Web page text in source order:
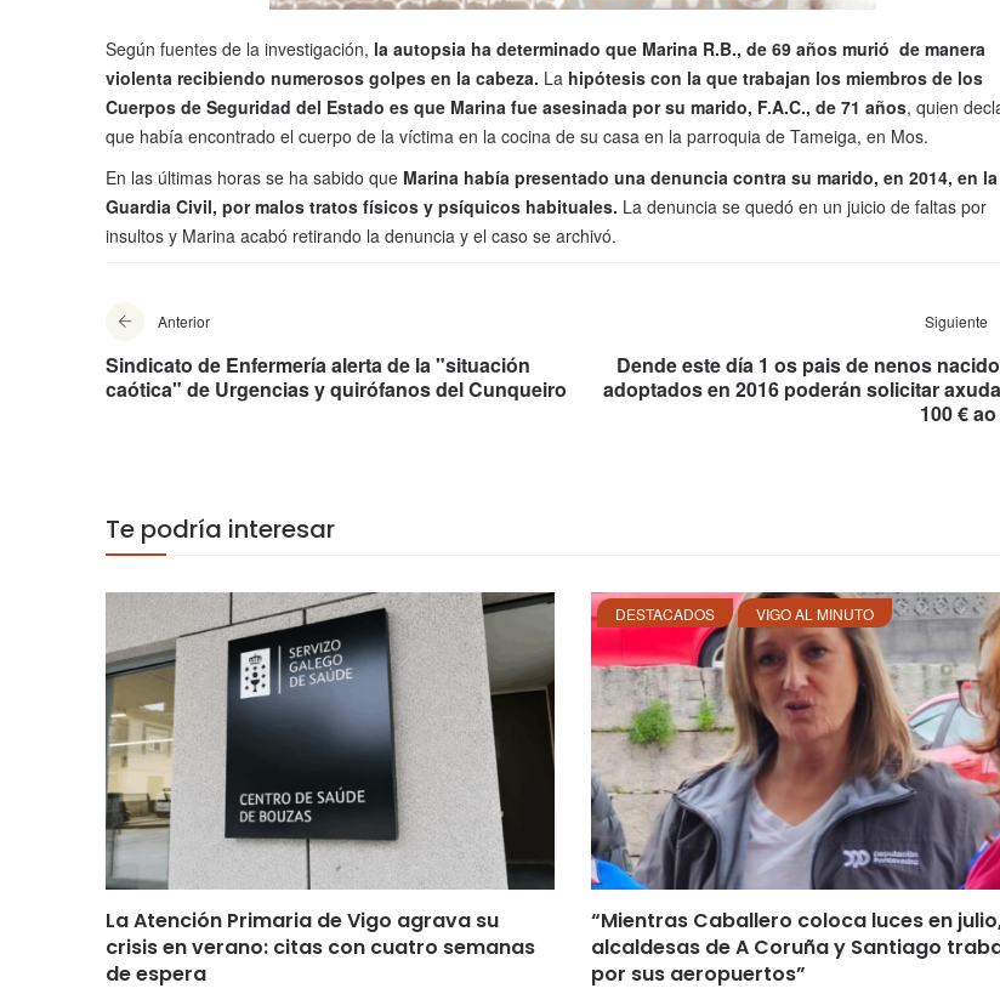
Según fuentes de la investigación, la autopsia ha determinado que Marina R.B., de 69 años murió de manera
violenta recibiendo numerosos golpes en la cabeza. La hipótesis con la que trabajan los miembros de los
Cuerpos de Seguridad del Estado es que Marina fue asesinada por su marido, F.A.C., de 71 años, quien
que había encontrado el cuerpo de la víctima en la cocina de su casa en la parroquia de Tameiga, en Mos.
En las últimas horas se ha sabido que Marina había presentado una denuncia contra su marido, en 2014, en la
Guardia Civil, por malos tratos físicos y psíquicos habituales. La denuncia se quedó en un juicio de faltas por
insultos y Marina acabó retirando la denuncia y el caso se archivó.
Anterior
Sindicato de Enfermería alerta de la "situación
caótica" de Urgencias y quirófanos del Cunqueiro
Siguiente
Dende este día 1 os pais de nenos
adoptados en 2016 poderán solicitar
100 €
Te podría interesar
La Atención Primaria de Vigo agrava su
crisis en verano: citas con cuatro semanas
de espera
DESTACADOS VIGO AL MINUTO
“Mientras Caballero coloca luces en
alcaldesas de A Coruña y Santiago
por sus aeropuertos”